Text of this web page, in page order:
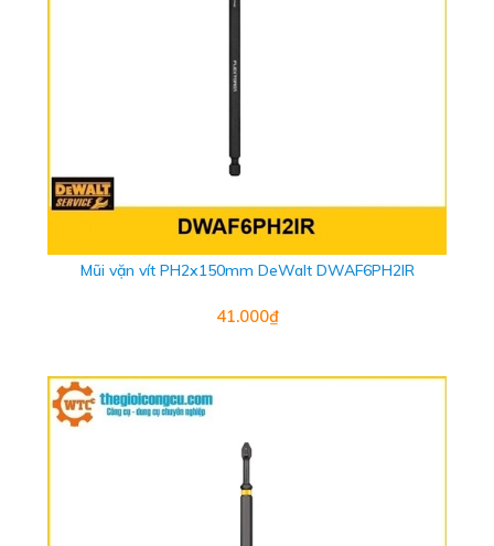
Mũi vặn vít PH2x150mm DeWalt DWAF6PH2IR
41.000₫